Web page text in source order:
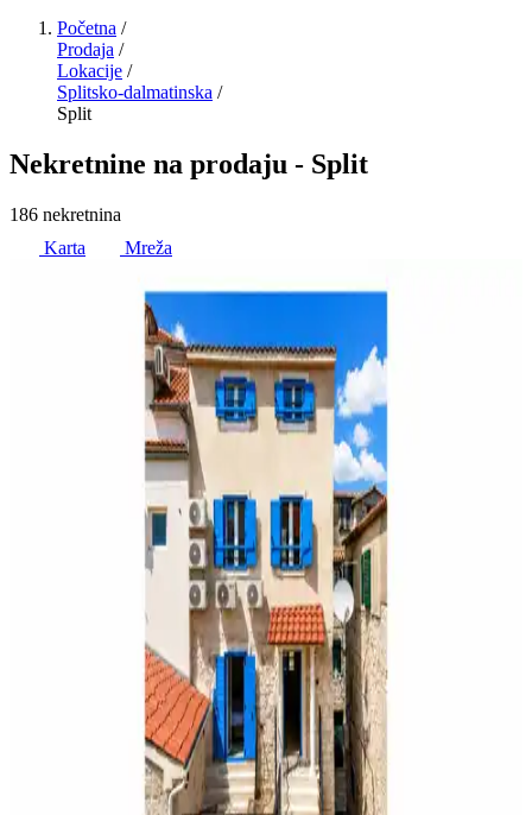
Početna /
Prodaja /
Lokacije /
Splitsko-dalmatinska /
Split
Nekretnine na prodaju - Split
186 nekretnina
Karta
Mreža